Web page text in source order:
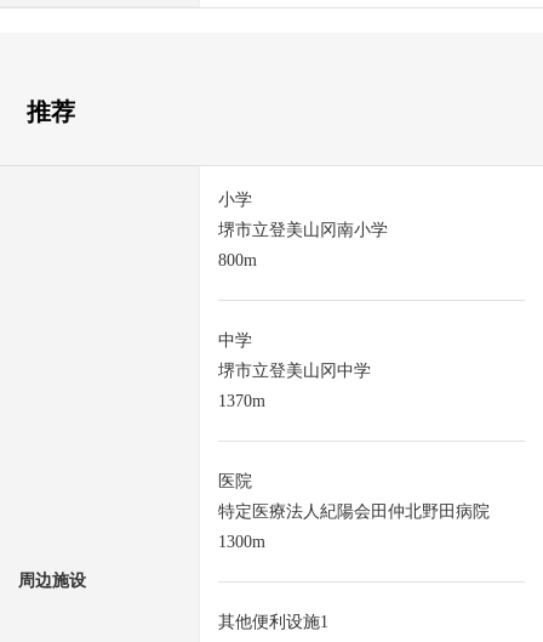
推荐
周边施设
小学
堺市立登美山冈南小学
800m
中学
堺市立登美山冈中学
1370m
医院
特定医療法人紀陽会田仲北野田病院
1300m
其他便利设施1